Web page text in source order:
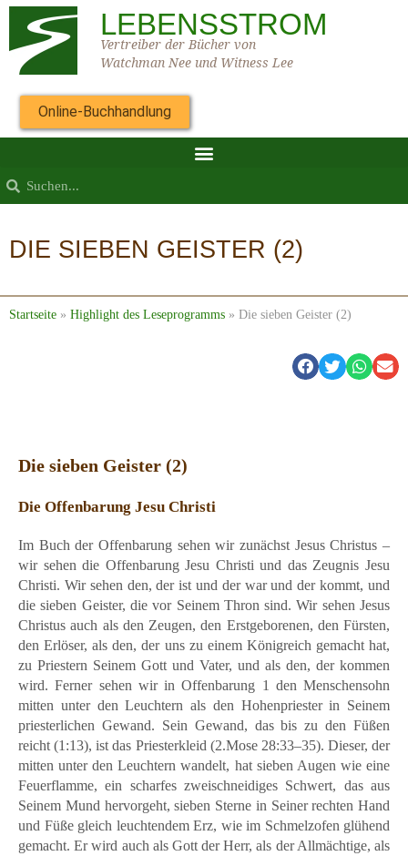
LEBENSSTROM
Vertreiber der Bücher von
Watchman Nee und Witness Lee
Online-Buchhandlung
DIE SIEBEN GEISTER (2)
Startseite » Highlight des Leseprogramms » Die sieben Geister (2)
Die sieben Geister (2)
Die Offenbarung Jesu Christi
Im Buch der Offenbarung sehen wir zunächst Jesus Christus –
wir sehen die Offenbarung Jesu Christi und das Zeugnis Jesu
Christi. Wir sehen den, der ist und der war und der kommt, und
die sieben Geister, die vor Seinem Thron sind. Wir sehen Jesus
Christus auch als den Zeugen, den Erstgeborenen, den Fürsten,
den Erlöser, als den, der uns zu einem Königreich gemacht hat,
zu Priestern Seinem Gott und Vater, und als den, der kommen
wird. Ferner sehen wir in Offenbarung 1 den Menschensohn
mitten unter den Leuchtern als den Hohenpriester in Seinem
priesterlichen Gewand. Sein Gewand, das bis zu den Füßen
reicht (1:13), ist das Priesterkleid (2.Mose 28:33–35). Dieser, der
mitten unter den Leuchtern wandelt, hat sieben Augen wie eine
Feuerflamme, ein scharfes zweischneidiges Schwert, das aus
Seinem Mund hervorgeht, sieben Sterne in Seiner rechten Hand
und Füße gleich leuchtendem Erz, wie im Schmelzofen glühend
gemacht. Er wird auch als Gott der Herr, als der Allmächtige, als